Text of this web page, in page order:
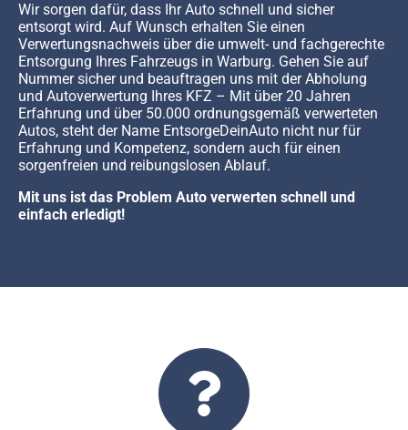
Wir sorgen dafür, dass Ihr Auto schnell und sicher
entsorgt wird. Auf Wunsch erhalten Sie einen
Verwertungsnachweis über die umwelt- und fachgerechte
Entsorgung Ihres Fahrzeugs in Warburg. Gehen Sie auf
Nummer sicher und beauftragen uns mit der Abholung
und Autoverwertung Ihres KFZ – Mit über 20 Jahren
Erfahrung und über 50.000 ordnungsgemäß verwerteten
Autos, steht der Name EntsorgeDeinAuto nicht nur für
Erfahrung und Kompetenz, sondern auch für einen
sorgenfreien und reibungslosen Ablauf.
Mit uns ist das Problem Auto verwerten schnell und
einfach erledigt!